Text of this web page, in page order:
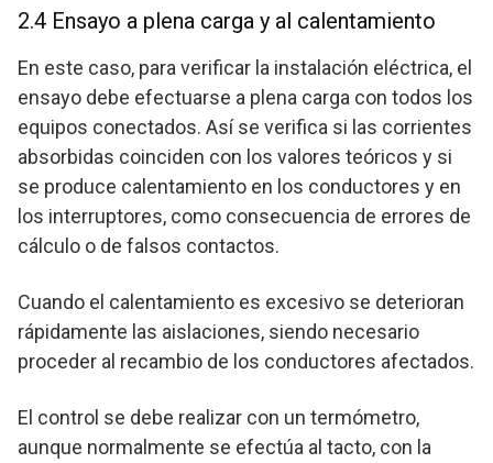
2.4 Ensayo a plena carga y al calentamiento
En este caso, para verificar la instalación eléctrica, el
ensayo debe efectuarse a plena carga con todos los
equipos conectados. Así se verifica si las corrientes
absorbidas coinciden con los valores teóricos y si
se produce calentamiento en los conductores y en
los interruptores, como consecuencia de errores de
cálculo o de falsos contactos.
Cuando el calentamiento es excesivo se deterioran
rápidamente las aislaciones, siendo necesario
proceder al recambio de los conductores afectados.
El control se debe realizar con un termómetro,
aunque normalmente se efectúa al tacto, con la